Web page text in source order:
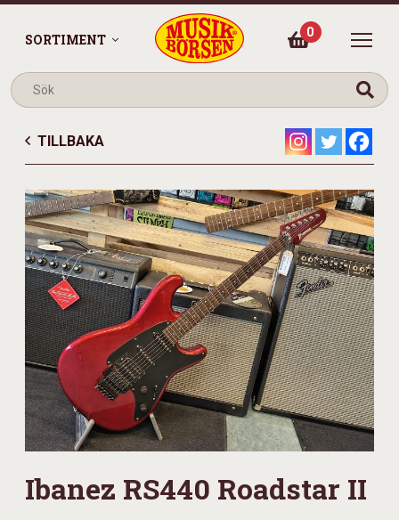
SORTIMENT 0
TILLBAKA
Ibanez RS440 Roadstar II